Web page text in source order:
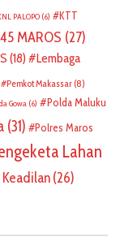
PALOPO (6)
KTT
MAROS (27)
(18)
Lembaga
Pemkot Makassar (8)
Gowa (6)
Polda Maluku
(31)
Polres Maros
Lahan
(26)